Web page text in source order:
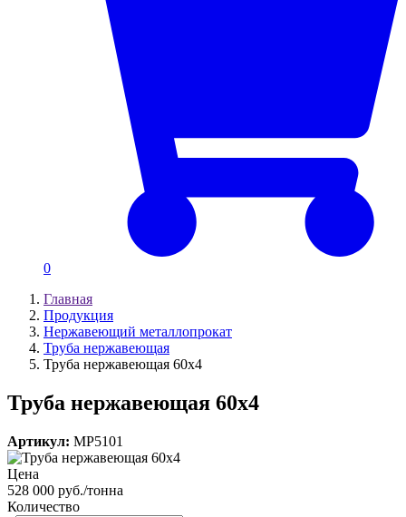
0
Главная
Продукция
Нержавеющий металлопрокат
Труба нержавеющая
Труба нержавеющая 60х4
Труба нержавеющая 60х4
Артикул: MP5101
Цена
528 000 руб./тонна
Количество